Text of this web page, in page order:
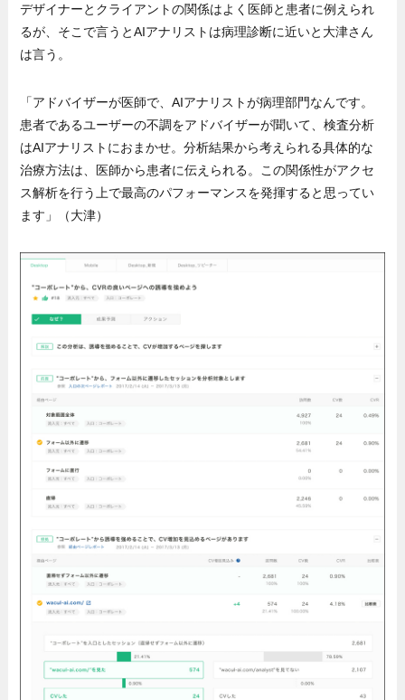
デザイナーとクライアントの関係はよく医師と患者に例えられ
るが、そこで言うとAIアナリストは病理診断に近いと大津さん
は言う。
「アドバイザーが医師で、AIアナリストが病理部門なんです。
患者であるユーザーの不調をアドバイザーが聞いて、検査分析
はAIアナリストにおまかせ。分析結果から考えられる具体的な
治療方法は、医師から患者に伝えられる。この関係性がアクセ
ス解析を行う上で最高のパフォーマンスを発揮すると思ってい
ます」（大津）